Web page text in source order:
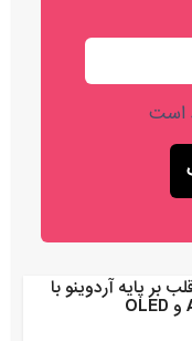
است
بر پایه آردوینو با